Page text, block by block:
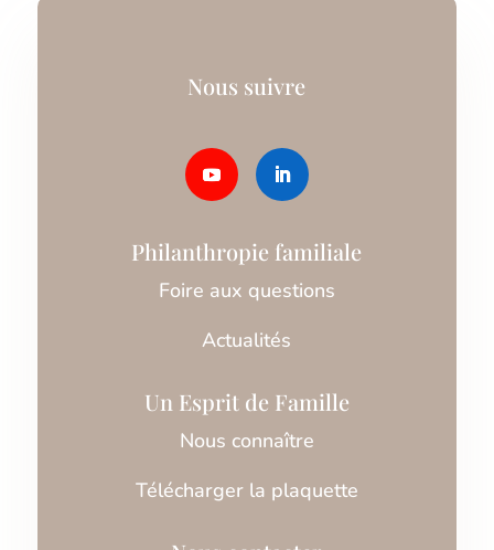
Nous suivre
Philanthropie familiale
Foire aux questions
Actualités
Un Esprit de Famille
Nous connaître
Télécharger la plaquette